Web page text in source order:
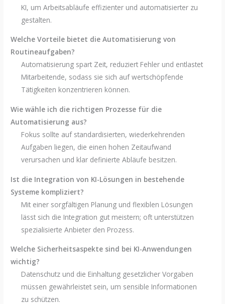
KI, um Arbeitsabläufe effizienter und automatisierter zu
gestalten.
Welche Vorteile bietet die Automatisierung von
Routineaufgaben?
Automatisierung spart Zeit, reduziert Fehler und entlastet
Mitarbeitende, sodass sie sich auf wertschöpfende
Tätigkeiten konzentrieren können.
Wie wähle ich die richtigen Prozesse für die
Automatisierung aus?
Fokus sollte auf standardisierten, wiederkehrenden
Aufgaben liegen, die einen hohen Zeitaufwand
verursachen und klar definierte Abläufe besitzen.
Ist die Integration von KI-Lösungen in bestehende
Systeme kompliziert?
Mit einer sorgfältigen Planung und flexiblen Lösungen
lässt sich die Integration gut meistern; oft unterstützen
spezialisierte Anbieter den Prozess.
Welche Sicherheitsaspekte sind bei KI-Anwendungen
wichtig?
Datenschutz und die Einhaltung gesetzlicher Vorgaben
müssen gewährleistet sein, um sensible Informationen
zu schützen.